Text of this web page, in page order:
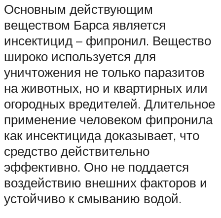
Основным действующим
веществом Барса является
инсектицид – фипронил. Вещество
широко используется для
уничтожения не только паразитов
на животных, но и квартирных или
огородных вредителей. Длительное
применение человеком фипронила
как инсектицида доказывает, что
средство действительно
эффективно. Оно не поддается
воздействию внешних факторов и
устойчиво к смыванию водой.